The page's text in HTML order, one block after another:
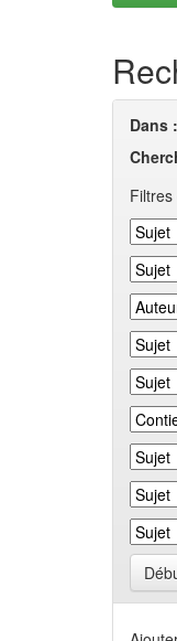
Dans :